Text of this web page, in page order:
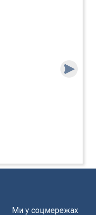
Ми у соцмережах